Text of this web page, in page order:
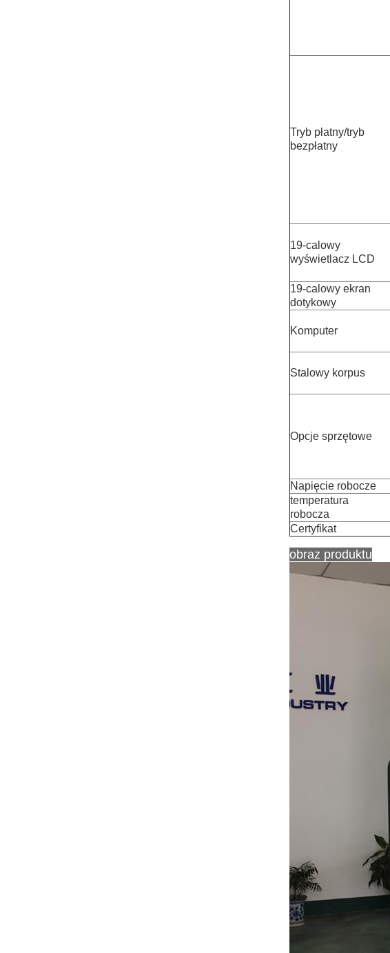
Tryb płatny/tryb
bezpłatny
19-calowy
wyświetlacz LCD
19-calowy ekran
dotykowy
Komputer
Stalowy korpus
Opcje sprzętowe
Napięcie robocze
temperatura
robocza
Certyfikat
obraz produktu